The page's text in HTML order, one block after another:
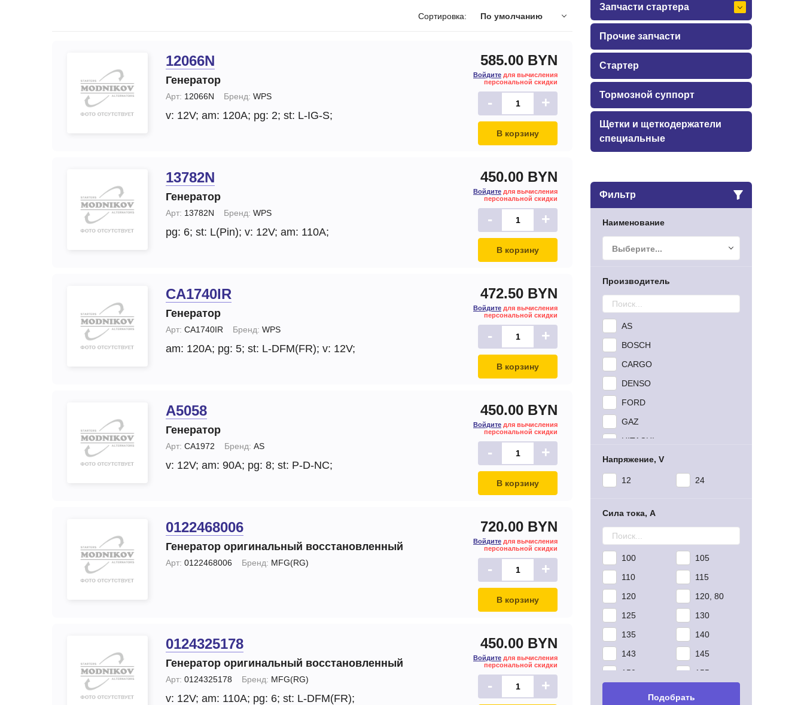
Тормозные суппорты
Щетки и
щеткодержатели
специальные
Замена стартера
Замена генераторов
Сортировка: По умолчанию
12066N
Генератор
Арт: 12066N Бренд: WPS
v: 12V; am: 120A; pg: 2; st: L-IG-S;
585.00 BYN
Войдите для вычисления
персональной скидки
- +
В корзину
13782N
Генератор
Арт: 13782N Бренд: WPS
pg: 6; st: L(Pin); v: 12V; am: 110A;
450.00 BYN
Войдите для вычисления
персональной скидки
- +
В корзину
CA1740IR
Генератор
Арт: CA1740IR Бренд: WPS
am: 120A; pg: 5; st: L-DFM(FR); v: 12V;
472.50 BYN
Войдите для вычисления
персональной скидки
- +
В корзину
A5058
Генератор
Арт: CA1972 Бренд: AS
v: 12V; am: 90A; pg: 8; st: P-D-NC;
450.00 BYN
Войдите для вычисления
персональной скидки
- +
В корзину
0122468006
Генератор оригинальный восстановленный
Арт: 0122468006 Бренд: MFG(RG)
720.00 BYN
Войдите для вычисления
персональной скидки
- +
В корзину
0124325178
Генератор оригинальный восстановленный
Арт: 0124325178 Бренд: MFG(RG)
v: 12V; am: 110A; pg: 6; st: L-DFM(FR);
450.00 BYN
Войдите для вычисления
персональной скидки
- +
Запчасти стартера
Прочие запчасти
Стартер
Тормозной суппорт
Щетки и щеткодержатели
специальные
Фильтр
Наименование
Выберите...
Производитель
AS
BOSCH
CARGO
DENSO
FORD
GAZ
HITACHI
HYUNDAI
KRAUF
MFG(RG)
MOTORHERZ
O.E.M.
PRESTOLITE
PSH
VALEO
WAI
WPS
Напряжение, V
12 24
Сила тока, A
100
105
110
115
120
120, 80
125
130
135
140
143
145
150
155
Подобрать